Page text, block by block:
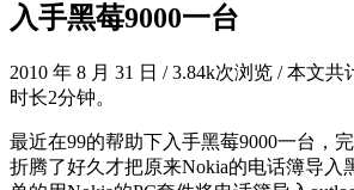
入手黑莓9000一台
2010 年 8 月 31 日 /3.84k次浏览 /本文共
时长2分钟。
最近在99的帮助下入手黑莓9000一台，
折腾了好久才把原来Nokia的电话簿导入